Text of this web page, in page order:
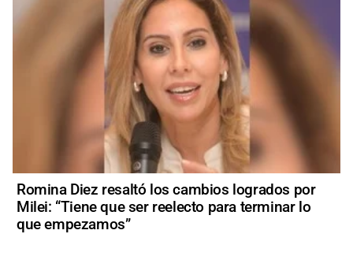
Romina Diez resaltó los cambios logrados por
Milei: “Tiene que ser reelecto para terminar lo
que empezamos”